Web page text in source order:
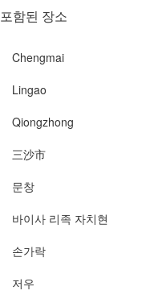
포함된 장소
Chengmai
Lingao
Qiongzhong
三沙市
문창
바이사 리족 자치현
손가락
저우